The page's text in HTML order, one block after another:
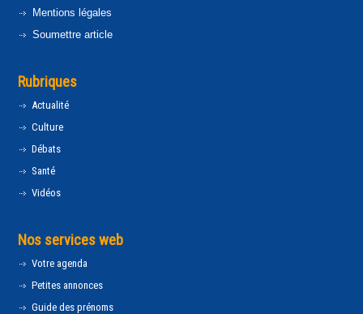
Mentions légales
Soumettre article
Rubriques
Actualité
Culture
Débats
Santé
Vidéos
Nos services web
Votre agenda
Petites annonces
Guide des prénoms